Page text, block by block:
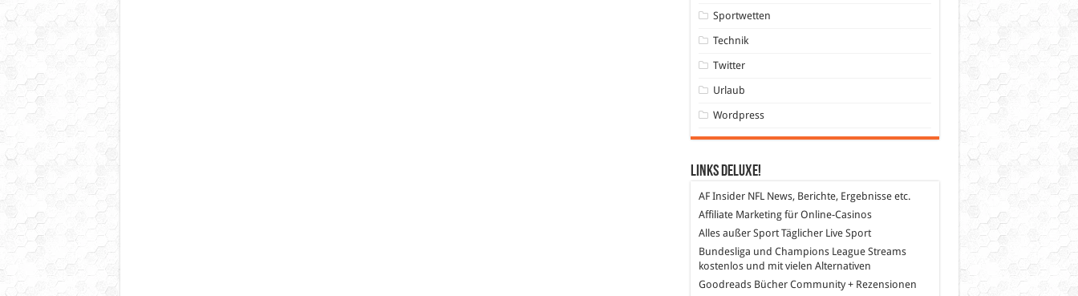
Sportwetten
Technik
Twitter
Urlaub
Wordpress
Links DeLuXe!
AF InsiderNFL News, Berichte, Ergebnisse etc.
Affiliate Marketingfür Online-Casinos
Alles außer SportTäglicher Live Sport
Bundesliga und Champions League Streams
kostenlos und mit vielen Alternativen
GoodreadsBücher Community + Rezensionen